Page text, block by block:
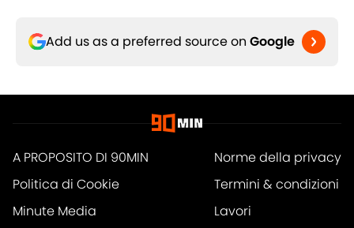
Add us as a preferred source on Google
A PROPOSITO DI 90MIN
Norme della privacy
Politica di Cookie
Termini & condizioni
Minute Media
Lavori